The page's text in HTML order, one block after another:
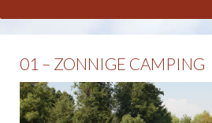
01 – ZONNIGE CAMPING